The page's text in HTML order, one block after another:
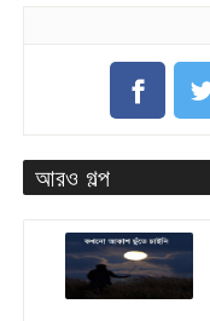
আরও গল্প